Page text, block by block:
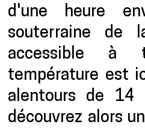
d'une heure
souterraine de
accessible à
température est
alentours de 14
découvrez alors